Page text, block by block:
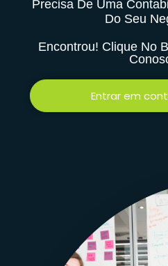
Precisa De Uma
Do Seu
Encontrou! Clique No
Entrar em